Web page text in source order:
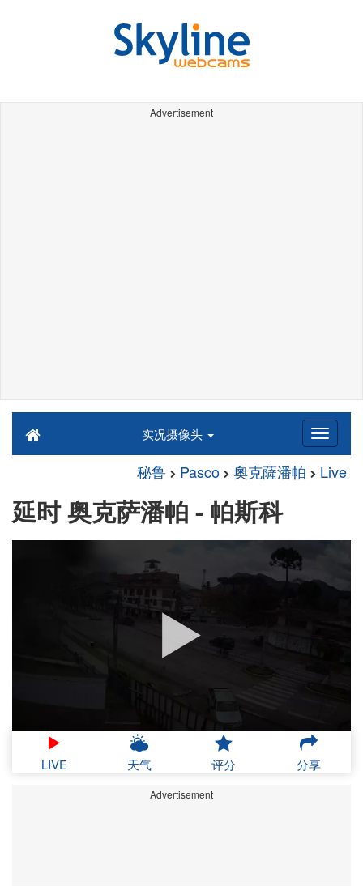
Advertisement
实况摄像头
秘鲁 Pasco 奧克薩潘帕 Live
延时 奥克萨潘帕 - 帕斯科
LIVE 天气 评分 分享
Advertisement